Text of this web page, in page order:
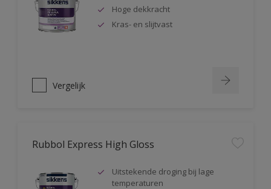
Hoge dekkracht
Kras- en slijtvast
Vergelijk
Rubbol Express High Gloss
Uitstekende droging bij lage
temperaturen